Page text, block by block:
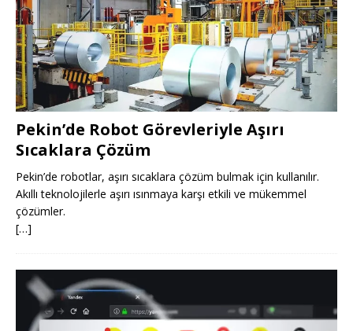
Pekin’de Robot Görevleriyle Aşırı
Sıcaklara Çözüm
Pekin’de robotlar, aşırı sıcaklara çözüm bulmak için kullanılır.
Akıllı teknolojilerle aşırı ısınmaya karşı etkili ve mükemmel
çözümler.
[…]